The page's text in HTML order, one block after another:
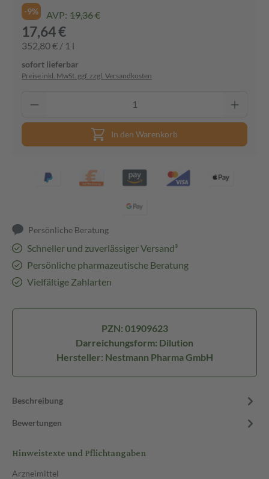
-9% AVP: 19,36 €
17,64 €
352,80 € / 1 l
sofort lieferbar
Preise inkl. MwSt. ggf. zzgl. Versandkosten
In den Warenkorb
Persönliche Beratung
Schneller und zuverlässiger Versand³
Persönliche pharmazeutische Beratung
Vielfältige Zahlarten
PZN: 01909623
Darreichungsform: Dilution
Hersteller: Nestmann Pharma GmbH
Beschreibung
Bewertungen
Hinweistexte und Pflichtangaben
Arzneimittel